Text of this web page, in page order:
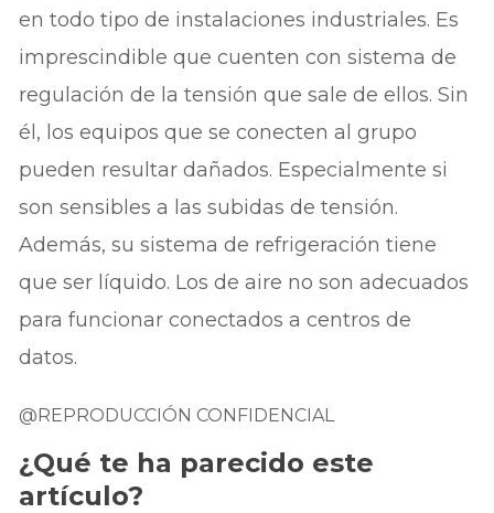
en todo tipo de instalaciones industriales. Es
imprescindible que cuenten con sistema de
regulación de la tensión que sale de ellos. Sin
él, los equipos que se conecten al grupo
pueden resultar dañados. Especialmente si
son sensibles a las subidas de tensión.
Además, su sistema de refrigeración tiene
que ser líquido. Los de aire no son adecuados
para funcionar conectados a centros de
datos.
@REPRODUCCIÓN CONFIDENCIAL
¿Qué te ha parecido este
artículo?